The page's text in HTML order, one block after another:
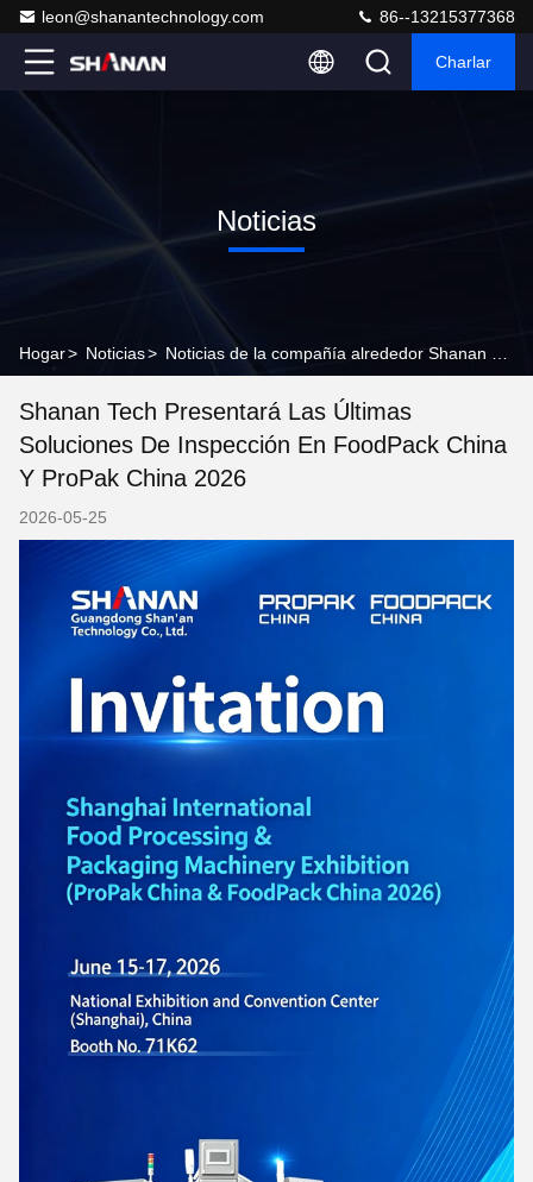
leon@shanantechnology.com 86--13215377368
Charlar
Noticias
Hogar> Noticias>
Shanan Tech Presentará Las Últimas
Soluciones De Inspección En FoodPack China
Y ProPak China 2026
2026-05-25